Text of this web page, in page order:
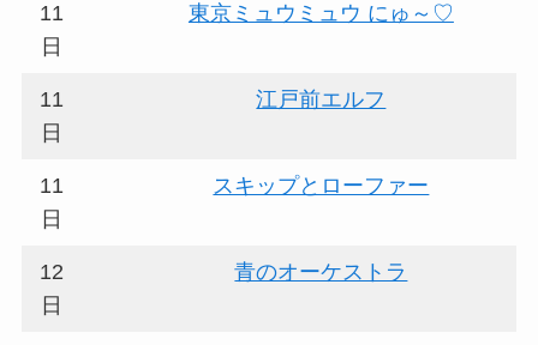
11
日
東京ミュウミュウ にゅ～♡
11
日
江戸前エルフ
11
日
スキップとローファー
12
日
青のオーケストラ